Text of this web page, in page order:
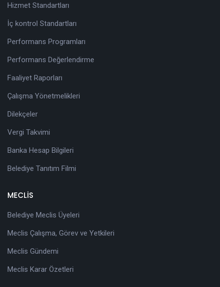
Hizmet Standartları
İç kontrol Standartları
Performans Programları
Performans Değerlendirme
Faaliyet Raporları
Çalışma Yönetmelikleri
Dilekçeler
Vergi Takvimi
Banka Hesap Bilgileri
Belediye Tanıtım Filmi
MECLİS
Belediye Meclis Üyeleri
Meclis Çalışma, Görev ve Yetkileri
Meclis Gündemi
Meclis Karar Özetleri